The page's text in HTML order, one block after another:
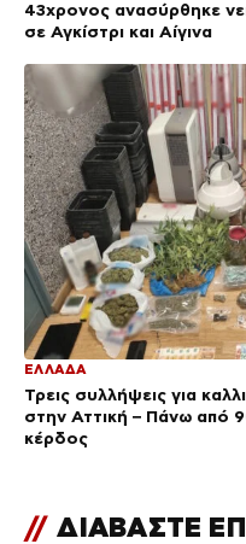
43χρονος ανασύρθηκε
σε Αγκίστρι και Αίγινα
ΕΛΛΑΔΑ
Τρεις συλλήψεις για
στην Αττική – Πάνω από
κέρδος
// ΔΙΑΒΑΣΤΕ